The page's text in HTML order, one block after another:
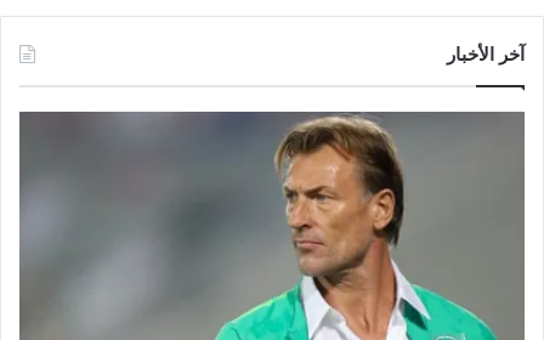
آخر الأخبار